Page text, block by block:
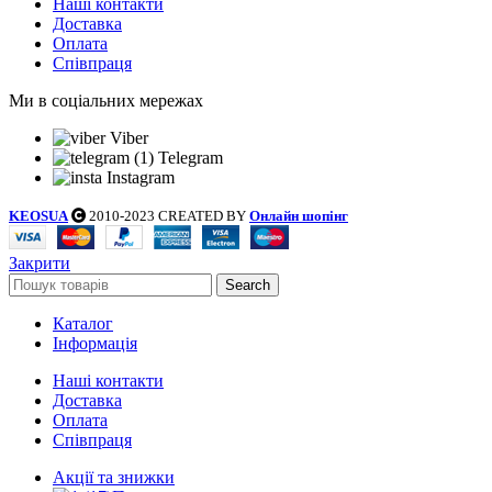
Наші контакти
Доставка
Оплата
Співпраця
Ми в соціальних мережах
Viber
Telegram
Instagram
KEOSUA 2010-2023 CREATED BY Онлайн шопінг
Закрити
Search
Каталог
Інформація
Наші контакти
Доставка
Оплата
Співпраця
Акції та знижки